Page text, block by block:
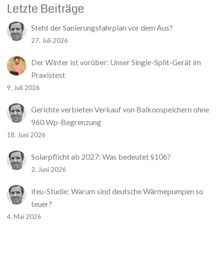
Letzte Beiträge
Steht der Sanierungsfahrplan vor dem Aus?
27. Juli 2026
Der Winter ist vorüber: Unser Single-Split-Gerät im
Praxistest
9. Juli 2026
Gerichte verbieten Verkauf von Balkonspeichern ohne
960 Wp-Begrenzung
18. Juni 2026
Solarpflicht ab 2027: Was bedeutet §106?
2. Juni 2026
ifeu-Studie: Warum sind deutsche Wärmepumpen so
teuer?
4. Mai 2026